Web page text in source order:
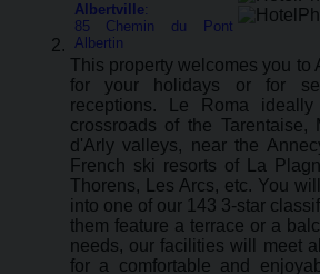
Albertville:
85 Chemin du Pont
Albertin
This property welcomes you to
for your holidays or for
receptions. Le Roma
crossroads of the Tarentaise,
d'Arly valleys, near the
French ski resorts of La
Thorens, Les Arcs, etc. You
into one of our 143 3-star
them feature a terrace or a
needs, our facilities will meet
for a comfortable and